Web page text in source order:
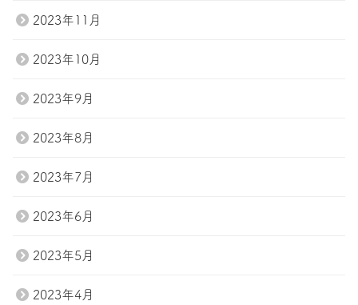
2023年11月
2023年10月
2023年9月
2023年8月
2023年7月
2023年6月
2023年5月
2023年4月